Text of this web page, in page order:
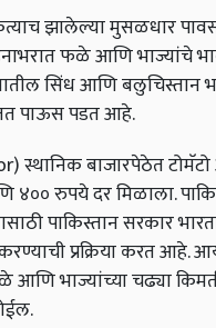
झालेल्या मुसळधार
फळे आणि भाज्यांचे
सिंध आणि बलुचिस्तान
पाऊस पडत आहे.
स्थानिक बाजारपेठेत
४०० रुपये दर मिळाला.
पाकिस्तान सरकार
प्रक्रिया करत आहे.
आणि भाज्यांच्या चढ्या